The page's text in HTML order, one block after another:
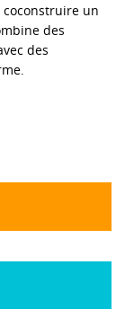
coconstruire un
des
des